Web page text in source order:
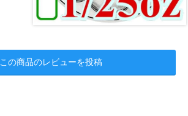
この商品のレビューを投稿